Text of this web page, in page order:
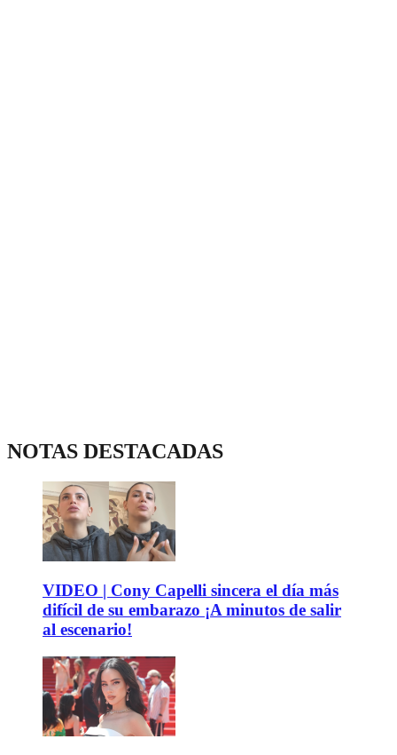
NOTAS DESTACADAS
VIDEO | Cony Capelli sincera el día más
difícil de su embarazo ¡A minutos de salir
al escenario!